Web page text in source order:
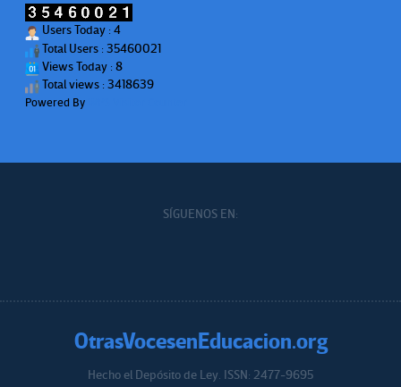
Users Today : 4
Total Users : 35460021
Views Today : 8
Total views : 3418639
Powered By
SÍGUENOS EN:
OtrasVocesenEducacion.org
Hecho el Depósito de Ley. ISSN: 2477-9695